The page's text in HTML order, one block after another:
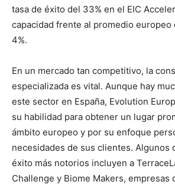
tasa de éxito del 33% en el EIC
capacidad frente al promedio
4%.
En un mercado tan competitivo, la
especializada es vital. Aunque hay
este sector en España, Evolution
su habilidad para obtener un lugar
ámbito europeo y por su enfoque
necesidades de sus clientes. Algunos
éxito más notorios incluyen a
Challenge y Biome Makers, empresas